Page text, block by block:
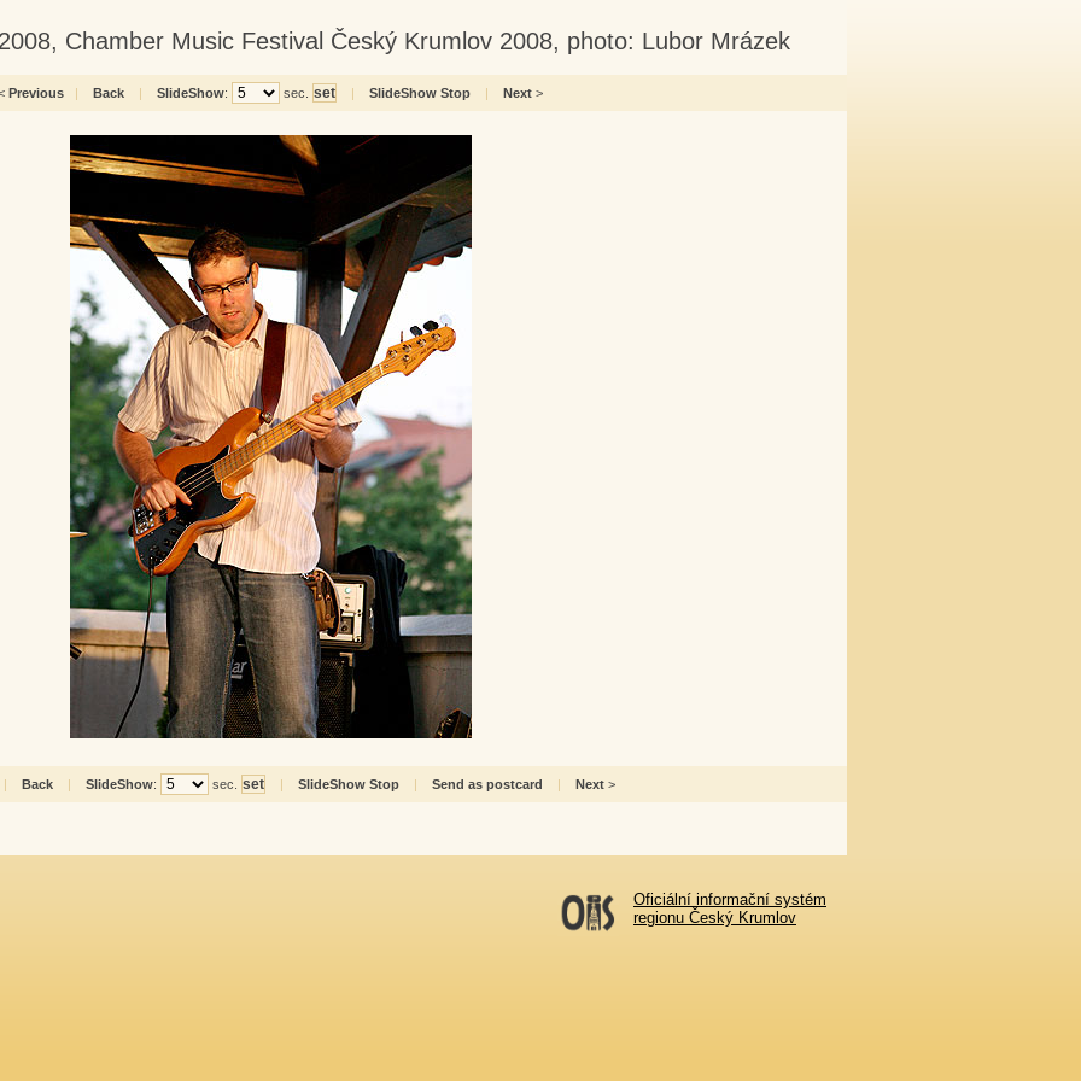
Chamber Music Festival Český Krumlov 2008, photo: Lubor Mrázek
Previous | Back | SlideShow: sec. | SlideShow Stop | Next >
| Back | SlideShow: sec. | SlideShow Stop | Send as postcard | Next>
Oficiální informační systém
regionu Český Krumlov